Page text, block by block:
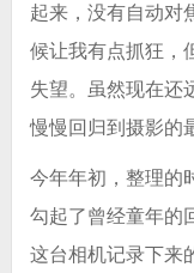
起来，没有自动对
候让我有点抓狂，
失望。虽然现在还
慢慢回归到摄影的
今年年初，整理的
勾起了曾经童年的
这台相机记录下来